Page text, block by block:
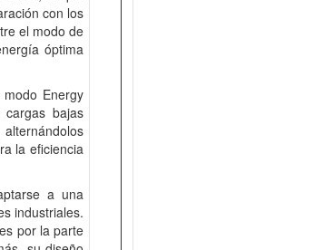
con los
el modo de
óptima
Energy
bajas
la eficiencia
a una
industriales.
por la parte